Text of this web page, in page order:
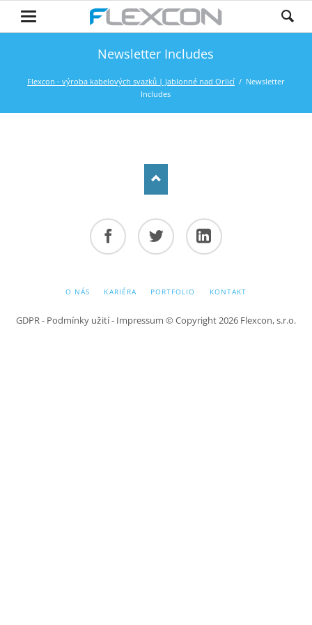
Newsletter Includes
Flexcon - výroba kabelových svazků | Jablonné nad Orlicí
Newsletter
Includes
PŘESKOČIT
O NÁS KARIÉRA PORTFOLIO KONTAKT
GDPR - Podmínky užití- Impressum © Copyright 2026 Flexcon, s.r.o.